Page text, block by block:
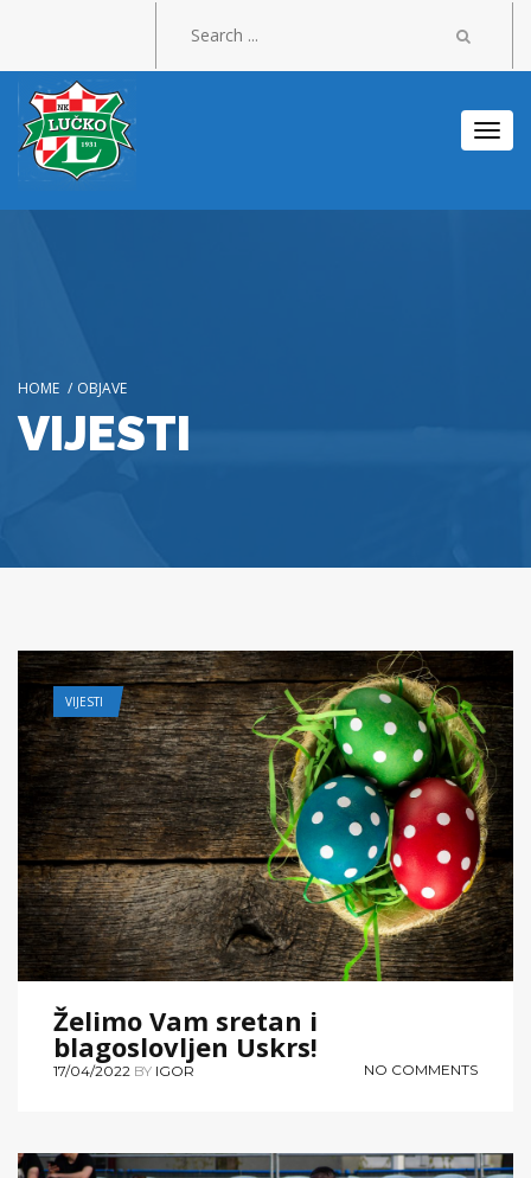
HOME / OBJAVE
VIJESTI
VIJESTI
Želimo Vam sretan i
blagoslovljen Uskrs!
17/04/2022 BY IGOR NO COMMENTS